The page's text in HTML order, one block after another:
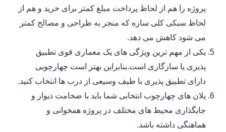
پروژه را هم از لحاظ پرداخت مبلغ کمتر برای خرید و هم از
لحاظ سبکی کلی سازه که منجر به طراحی و مصالح کمتر
می شود کاهش می دهد.
یکی از مهم ترین ویژگی های یک معماری قوی تطبیق
پذیری یا سازگاری است.بنابراین بهتر است چهارچوبی
دارای تطبیق پذیری با طیف وسیعی از درب ها انتخاب کنید.
پلان های چهارچوب انتخابی شما باید با ضخامت دیوار و
جایگذاری محیط های مختلف در پروژه همخوانی و
هماهنگی داشته باشد.